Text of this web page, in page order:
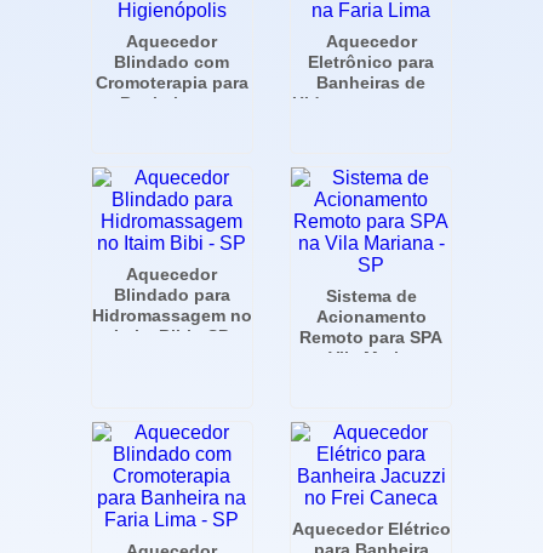
Aquecedor
Blindado com
Cromoterapia para
Banheira em
Aquecedor
Eletrônico para
Banheiras de
Hidromassagem na
Aquecedor
Blindado para
Hidromassagem no
Itaim Bibi - SP
Sistema de
Acionamento
Remoto para SPA
na Vila Mariana -
Aquecedor Elétrico